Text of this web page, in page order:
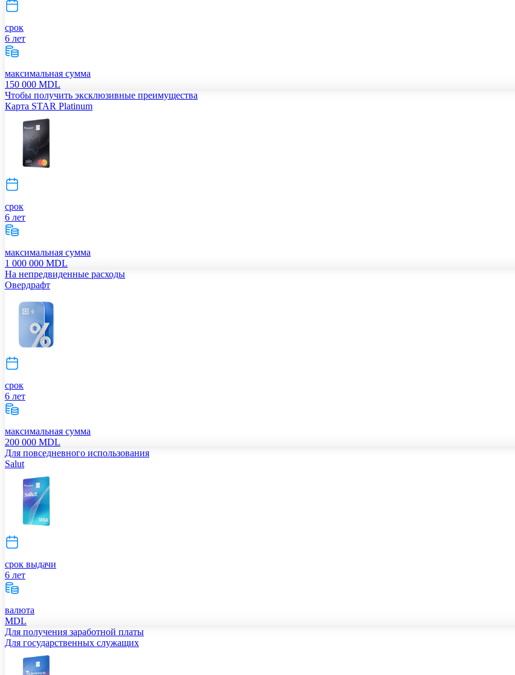
срок
6 лет
максимальная сумма
150 000 MDL
Чтобы получить эксклюзивные преимущества
Карта STAR Platinum
срок
6 лет
максимальная сумма
1 000 000 MDL
На непредвиденные расходы
Овердрафт
срок
6 лет
максимальная сумма
200 000 MDL
Для повседневного использования
Salut
срок выдачи
6 лет
валюта
MDL
Для получения заработной платы
Для государственных служащих